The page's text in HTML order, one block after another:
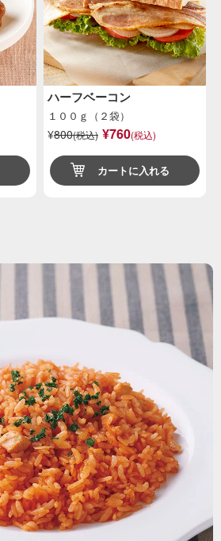
ハーフベーコン
１００ｇ（２袋）
¥800(税込) ¥760(税込)
カートに入れる